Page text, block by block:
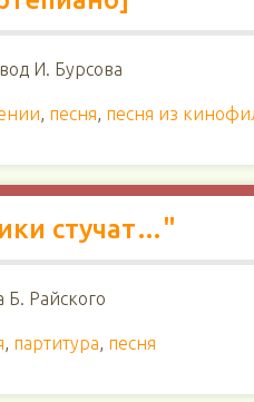
И. Бурсова
, песня, песня из
стучат…"
Б. Райского
, партитура, песня